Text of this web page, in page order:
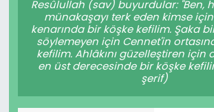
Resûlullah (sav) buyurdular: "Ben,
münakaşayı terk eden kimse
kenarında bir köşke kefilim. Şaka
söylemeyen için Cennet'in
kefilim. Ahlâkını güzelleştiren için
en üst derecesinde bir köşke
şerif)
KÜLTÜR SANAT
MAGAZİN
POLİTİKA